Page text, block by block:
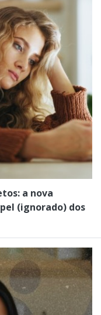
a nova
(ignorado) dos